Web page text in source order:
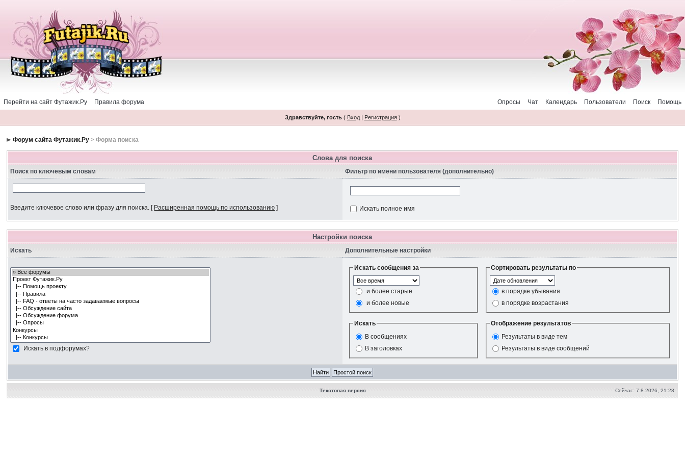
Перейти на сайт Футажик.Ру Правила форума Помощь
Поиск
Пользователи
Календарь
Чат
Опросы
Здравствуйте, гость( Вход| Регистрация)
Форум сайта Футажик.Ру > Форма поиска
Слова для поиска
Поиск по ключевым словам Фильтр по имени пользователя (дополнительно)
Введите ключевое слово или фразу для поиска. [ Расширенная помощь по использованию ] Искать полное имя
Настройки поиска
Искать Дополнительные настройки
Искать в подфорумах?
Искать сообщения за
и более старые
и более новые
Сортировать результаты по
в порядке убывания
в порядке возрастания
Искать
В сообщениях
В заголовках
Отображение результатов
Результаты в виде тем
Результаты в виде сообщений
Текстовая версия Сейчас: 7.8.2026, 21:28